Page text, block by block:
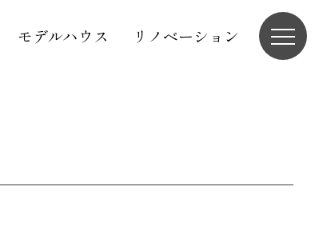
モデルハウス リノベーション